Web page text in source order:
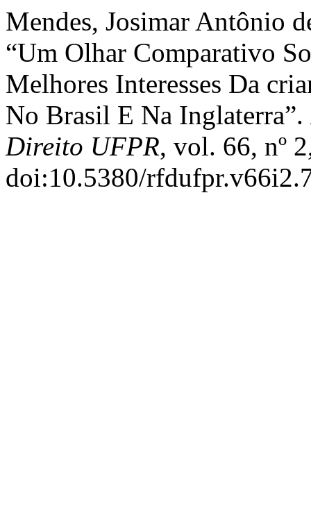
Mendes, Josimar Antônio
“Um Olhar Comparativo
Melhores Interesses Da
No Brasil E Na Inglaterra”.
Direito UFPR, vol. 66, nº
doi:10.5380/